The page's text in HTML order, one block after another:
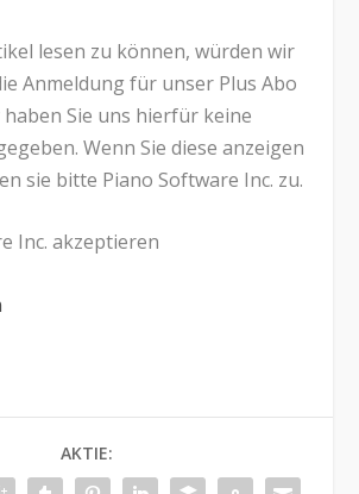
lesen zu können, würden wir
Anmeldung für unser Plus Abo
haben Sie uns hierfür keine
Wenn Sie diese anzeigen
sie bitte Piano Software Inc. zu.
Inc. akzeptieren
AKTIE: